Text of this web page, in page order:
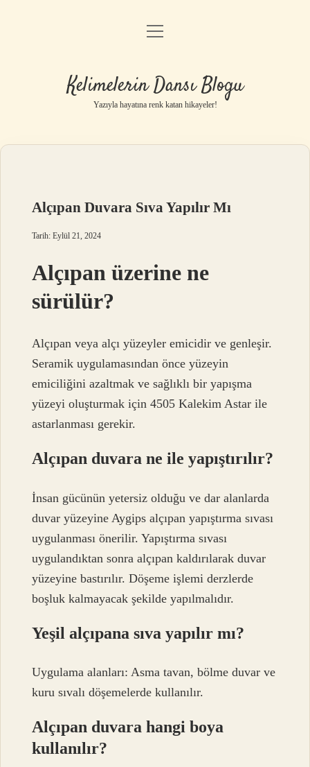
Anasayfa
Yasal Uyarı
menüyü
Kelimelerin Dansı Blogu
Yazıyla hayatına renk katan hikayeler!
Alçıpan Duvara Sıva Yapılır Mı
Tarih: Eylül 21, 2024
Alçıpan üzerine ne
sürülür?
Alçıpan veya alçı yüzeyler emicidir ve genleşir.
Seramik uygulamasından önce yüzeyin
emiciliğini azaltmak ve sağlıklı bir yapışma
yüzeyi oluşturmak için 4505 Kalekim Astar ile
astarlanması gerekir.
Alçıpan duvara ne ile yapıştırılır?
İnsan gücünün yetersiz olduğu ve dar alanlarda
duvar yüzeyine Aygips alçıpan yapıştırma sıvası
uygulanması önerilir. Yapıştırma sıvası
uygulandıktan sonra alçıpan kaldırılarak duvar
yüzeyine bastırılır. Döşeme işlemi derzlerde
boşluk kalmayacak şekilde yapılmalıdır.
Yeşil alçıpana sıva yapılır mı?
Uygulama alanları: Asma tavan, bölme duvar ve
kuru sıvalı döşemelerde kullanılır.
Alçıpan duvara hangi boya
kullanılır?